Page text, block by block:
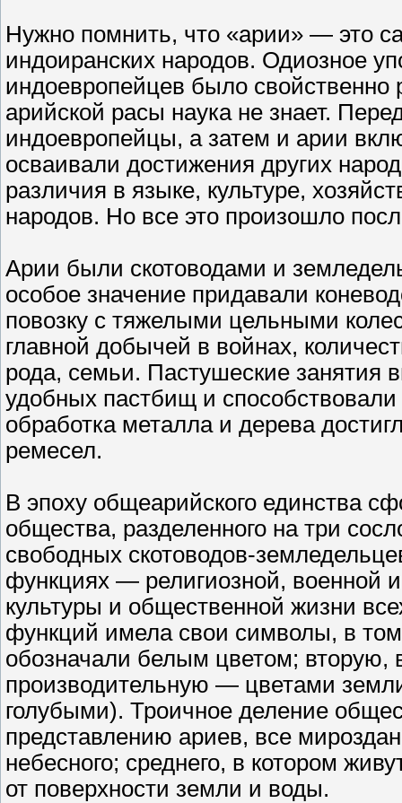
Нужно помнить, что «арии» — это
индоиранских народов. Одиозное
индоевропейцев было свойственно
арийской расы наука не знает.
индоевропейцы, а затем и арии
осваивали достижения других
различия в языке, культуре,
народов. Но все это произошло
Арии были скотоводами и
особое значение придавали
повозку с тяжелыми цельными
главной добычей в войнах,
рода, семьи. Пастушеские занятия
удобных пастбищ и
обработка металла и дерева
ремесел.
В эпоху общеарийского единства
общества, разделенного на три
свободных скотоводов-
функциях — религиозной, военной
культуры и общественной жизни
функций имела свои символы, в
обозначали белым цветом;
производительную — цветами
голубыми). Троичное деление
представлению ариев, все
небесного; среднего, в котором
от поверхности земли и воды.